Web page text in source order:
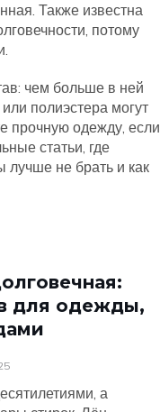
. Также известна
потому
чем больше в ней
полиэстера могут
прочную одежду, если
статьи, где
лучше не брать и как
для одежды,
а